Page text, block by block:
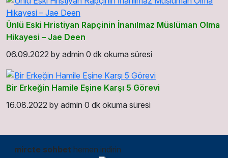
Ünlü Eski Hristiyan Rapçinin İnanılmaz Müslüman Olma
Hikayesi – Jae Deen
06.09.2022 by admin 0 dk okuma süresi
Bir Erkeğin Hamile Eşine Karşı 5 Görevi
16.08.2022 by admin 0 dk okuma süresi
mircte sohbet hemen indirin